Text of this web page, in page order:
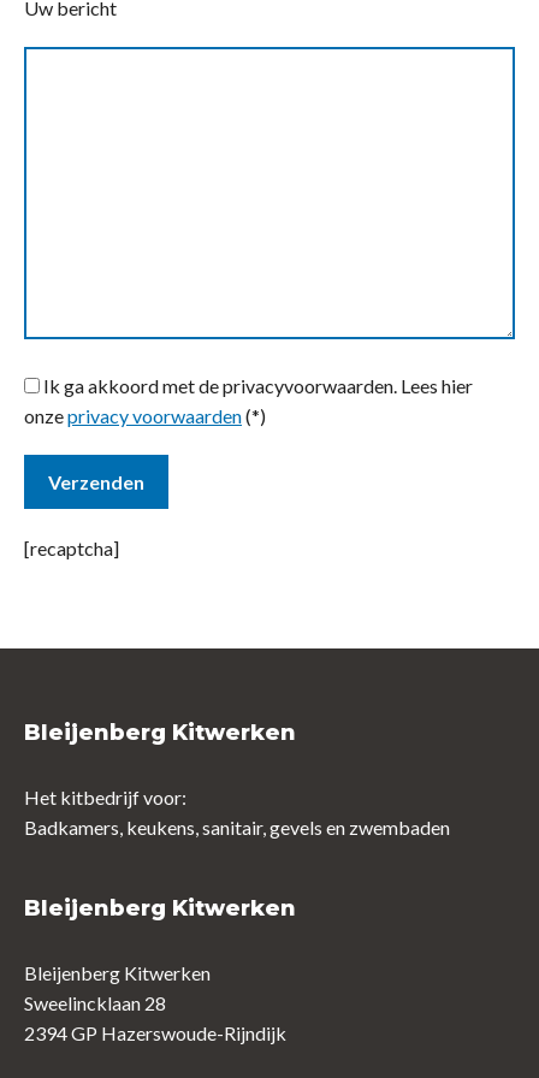
Uw bericht
Ik ga akkoord met de privacyvoorwaarden. Lees hier
onzeprivacy voorwaarden(*)
[recaptcha]
Bleijenberg Kitwerken
Het kitbedrijf voor:
Badkamers, keukens, sanitair, gevels en zwembaden
Bleijenberg Kitwerken
Bleijenberg Kitwerken
Sweelincklaan 28
2394 GP Hazerswoude-Rijndijk